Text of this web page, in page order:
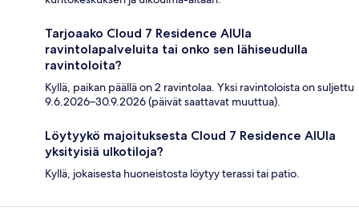
Tarjoaako Cloud 7 Residence AlUla
ravintolapalveluita tai onko sen lähiseudulla
ravintoloita?
Kyllä, paikan päällä on 2 ravintolaa. Yksi ravintoloista on suljettu
9.6.2026–30.9.2026 (päivät saattavat muuttua).
Löytyykö majoituksesta Cloud 7 Residence AlUla
yksityisiä ulkotiloja?
Kyllä, jokaisesta huoneistosta löytyy terassi tai patio.